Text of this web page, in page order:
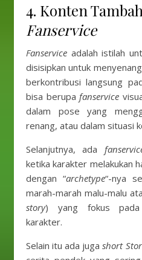
4. Konten
Fanservice
Fanservice adalah istilah
disisipkan untuk
berkontribusi langsung
bisa berupafanservice
dalam pose yang
renang, atau dalam situasi
Selanjutnya, ada
ketika karakter melakukan
dengan “archetype“-nya
marah-marah malu-malu
story) yang fokus pada
karakter.
Selain itu ada jugashort